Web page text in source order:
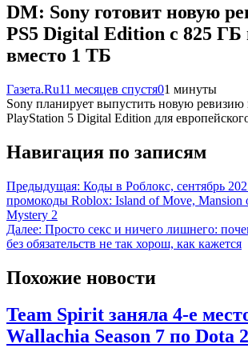
DM: Sony готовит новую
PS5 Digital Edition c 825 ГБ
вместо 1 ТБ
Газета.Ru11 месяцев спустя01 минуты
Sony планирует выпустить новую ревизию
PlayStation 5 Digital Edition для
Навигация по записям
Предыдущая: Коды в Роблокс, сентябрь
промокоды Roblox: Island of Move, Mansion
Mystery 2
Далее: Просто секс и ничего лишнего:
без обязательств не так хорош, как кажется
Похожие новости
Team Spirit заняла 4-е
Wallachia Season 7 по Dota 2